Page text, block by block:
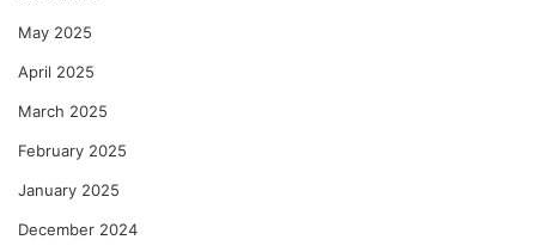
May 2025
April 2025
March 2025
February 2025
January 2025
December 2024